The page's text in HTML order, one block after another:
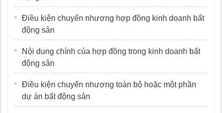
Điều kiện chuyển nhượng hợp đồng kinh doanh bất
động sản
Nội dung chính của hợp đồng trong kinh doanh bất
động sản
Điều kiện chuyển nhượng toàn bộ hoặc một phần
dự án bất động sản